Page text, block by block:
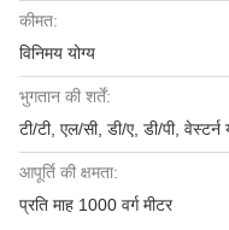
कीमत:
विनिमय योग्य
भुगतान की शर्तें:
टी/टी, एल/सी, डी/ए, डी/पी, वेस्टर्न
आपूर्ति की क्षमता:
प्रति माह 1000 वर्ग मीटर